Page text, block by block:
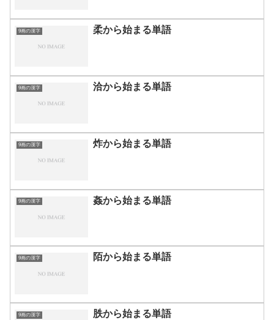
9画の漢字 柔から始まる単語
9画の漢字 洽から始まる単語
9画の漢字 炸から始まる単語
9画の漢字 姦から始まる単語
9画の漢字 陌から始まる単語
9画の漢字 胅から始まる単語